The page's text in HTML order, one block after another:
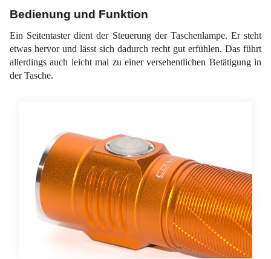
Bedienung und Funktion
Ein Seitentaster dient der Steuerung der Taschenlampe. Er steht
etwas hervor und lässt sich dadurch recht gut erfühlen. Das führt
allerdings auch leicht mal zu einer versehentlichen Betätigung in
der Tasche.